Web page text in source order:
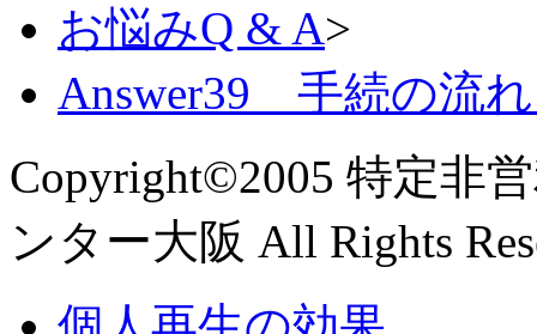
お悩みQ & A>
Answer39 手続の流
Copyright©2005 特定非
ンター大阪 All Rights